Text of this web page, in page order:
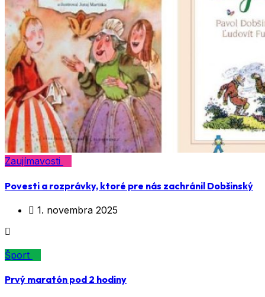
Zaujímavosti
Povesti a rozprávky, ktoré pre nás zachránil Dobšinský
1. novembra 2025
Šport
Prvý maratón pod 2 hodiny